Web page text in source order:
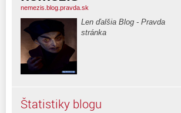
nemezis.blog.pravda.sk
Len ďalšia Blog - Pravda
stránka
Štatistiky blogu